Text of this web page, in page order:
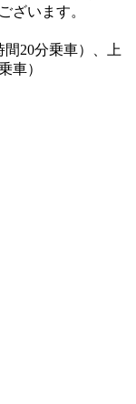
ざいます。
20分乗車）、上
車）